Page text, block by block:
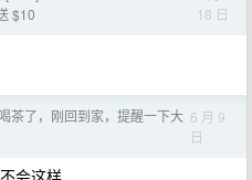
$10
18 日
茶了，刚回到家，提醒一下大 6 月 9
日
会这样